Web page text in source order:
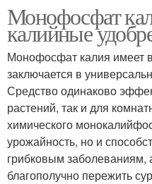
Подкормка для
плодовых деревьев
Осенние подкормки
Подкормки по месяцам
Монофосфат
калийные
Монофосфат калия имеет
заключается в
Средство одинаково
растений, так и для
химического
урожайность, но и
грибковым заболеваниям,
благополучно пережить